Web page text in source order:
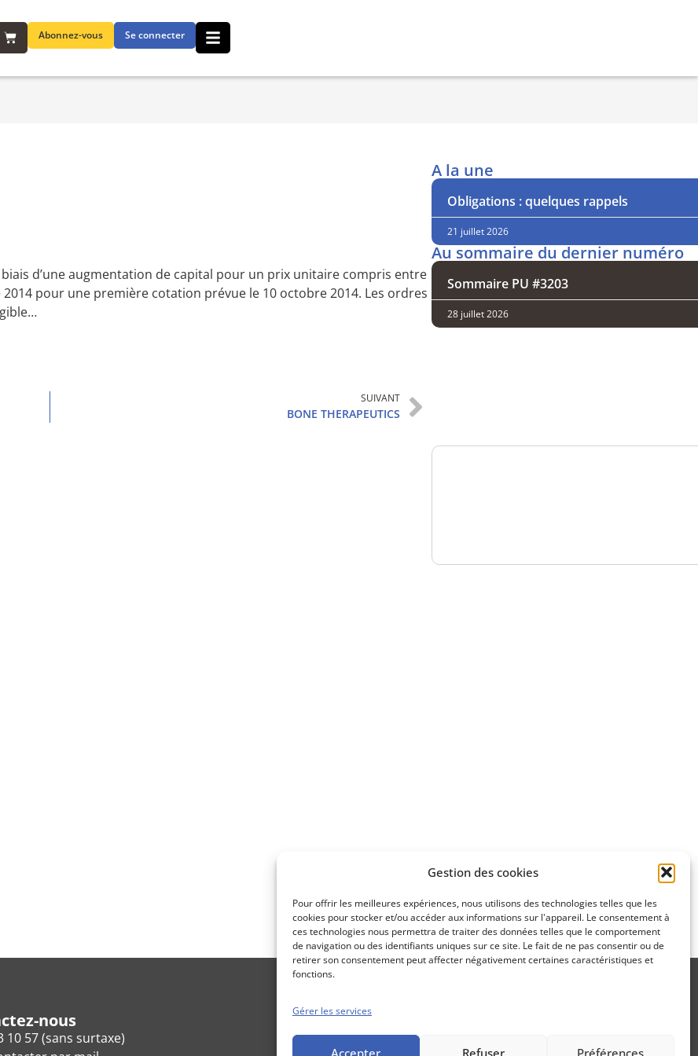
Gestion des cookies
Pour offrir les meilleures expériences, nous utilisons des technologies telles que les
cookies pour stocker et/ou accéder aux informations sur l'appareil. Le consentement à
ces technologies nous permettra de traiter des données telles que le comportement
de navigation ou des identifiants uniques sur ce site. Le fait de ne pas consentir ou de
retirer son consentement peut affecter négativement certaines caractéristiques et
fonctions.
Gérer les services
Accepter Refuser Préférences
Abonnez-vous Se connecter
d’une augmentation de capital pour un prix unitaire compris entre
pour une première cotation prévue le 10 octobre 2014. Les ordres
SUIVANT
BONE THERAPEUTICS
A la une
Obligations : quelques rappels
21 juillet 2026
Au sommaire du dernier numéro
Sommaire PU #3203
28 juillet 2026
notre méthode d'investissement
nous
10 57 (sans surtaxe)
Propos Utiles est une publication